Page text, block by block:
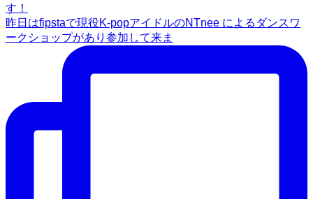
昨日はfipstaで現役K-popアイドルのNTnee によるダンスワ
ークショップがあり参加して来ま